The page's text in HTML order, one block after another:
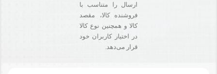
ارسال را متناسب با
فروشنده کالا،‌ مقصد
کالا و همچنین نوع کالا
در اختیار کاربران خود
قرار می‌دهد.